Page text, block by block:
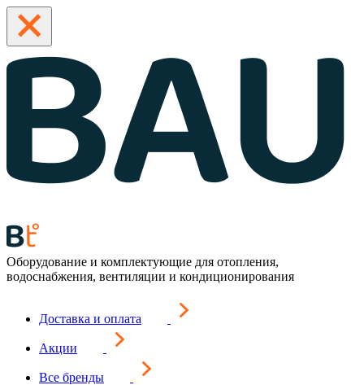
Оборудование и комплектующие для отопления,
водоснабжения, вентиляции и кондиционирования
Доставка и оплата
Акции
Все бренды